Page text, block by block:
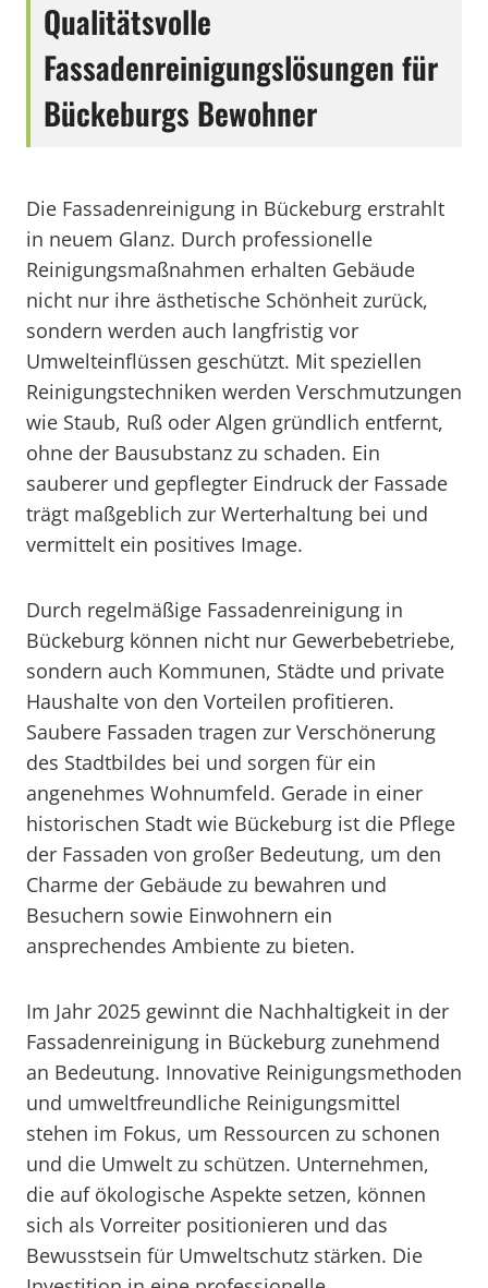
Qualitätsvolle
Fassadenreinigungslösungen für
Bückeburgs Bewohner
Die Fassadenreinigung in Bückeburg erstrahlt
in neuem Glanz. Durch professionelle
Reinigungsmaßnahmen erhalten Gebäude
nicht nur ihre ästhetische Schönheit zurück,
sondern werden auch langfristig vor
Umwelteinflüssen geschützt. Mit speziellen
Reinigungstechniken werden Verschmutzungen
wie Staub, Ruß oder Algen gründlich entfernt,
ohne der Bausubstanz zu schaden. Ein
sauberer und gepflegter Eindruck der Fassade
trägt maßgeblich zur Werterhaltung bei und
vermittelt ein positives Image.
Durch regelmäßige Fassadenreinigung in
Bückeburg können nicht nur Gewerbebetriebe,
sondern auch Kommunen, Städte und private
Haushalte von den Vorteilen profitieren.
Saubere Fassaden tragen zur Verschönerung
des Stadtbildes bei und sorgen für ein
angenehmes Wohnumfeld. Gerade in einer
historischen Stadt wie Bückeburg ist die Pflege
der Fassaden von großer Bedeutung, um den
Charme der Gebäude zu bewahren und
Besuchern sowie Einwohnern ein
ansprechendes Ambiente zu bieten.
Im Jahr 2025 gewinnt die Nachhaltigkeit in der
Fassadenreinigung in Bückeburg zunehmend
an Bedeutung. Innovative Reinigungsmethoden
und umweltfreundliche Reinigungsmittel
stehen im Fokus, um Ressourcen zu schonen
und die Umwelt zu schützen. Unternehmen,
die auf ökologische Aspekte setzen, können
sich als Vorreiter positionieren und das
Bewusstsein für Umweltschutz stärken. Die